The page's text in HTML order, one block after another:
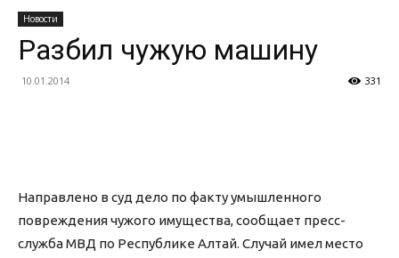
Новости
Разбил чужую машину
10.01.2014 331
Направлено в суд дело по факту умышленного
повреждения чужого имущества, сообщает пресс-
служба МВД по Республике Алтай. Случай имел место